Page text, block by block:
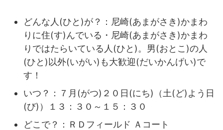
どんな人(ひと)が？：尼崎(あまがさき)かまわ
りに住(す)んでいる・尼崎(あまがさき)かまわ
りではたらいている人(ひと)。男(おとこ)の人
(ひと)以外(いがい)も大歓迎(だいかんげい)で
す！
いつ？：７月(がつ)２０日(にち)（土(ど)よう日
(び)）１３：３０～１５：３０
どこで？：ＲＤフィールド Ａコート